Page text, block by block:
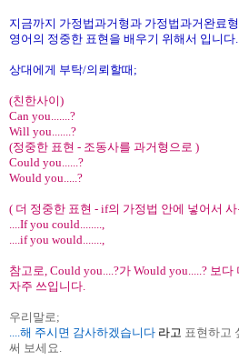
지금까지 가정법과거형과 가정법과거완료
영어의 정중한 표현을 배우기 위해서 입니다.
상대에게 부탁/의뢰할때;
(친한사이)
Can you.......?
Will you.......?
(정중한 표현 - 조동사를 과거형으로 )
Could you......?
Would you.....?
( 더 정중한 표현 - if의 가정법 안에 넣어서 사
....If you could........,
....if you would.......,
참고로, Could you....?가 Would you.....? 보
자주 쓰입니다.
우리말로;
....해 주시면 감사하겠습니다 라고 표현하고
써 보세요.